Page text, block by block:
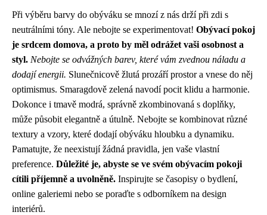
Při výběru barvy do obýváku se mnozí z nás drží při zdi s
neutrálními tóny. Ale nebojte se experimentovat! Obývací pokoj
je srdcem domova, a proto by měl odrážet vaši osobnost a
styl. Nebojte se odvážných barev, které vám zvednou náladu a
dodají energii. Slunečnicově žlutá prozáří prostor a vnese do něj
optimismus. Smaragdově zelená navodí pocit klidu a harmonie.
Dokonce i tmavě modrá, správně zkombinovaná s doplňky,
může působit elegantně a útulně. Nebojte se kombinovat různé
textury a vzory, které dodají obýváku hloubku a dynamiku.
Pamatujte, že neexistují žádná pravidla, jen vaše vlastní
preference. Důležité je, abyste se ve svém obývacím pokoji
cítili příjemně a uvolněně. Inspirujte se časopisy o bydlení,
online galeriemi nebo se poraďte s odborníkem na design
interiérů.